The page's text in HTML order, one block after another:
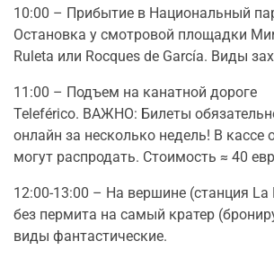
10:00 – Прибытие в Национальный
Остановка у смотровой площадки
Ruleta или Rocques de García. Виды
11:00 – Подъем на канатной дороге
Teleférico. ВАЖНО: Билеты
онлайн за несколько недель! В кассе
могут распродать. Стоимость ≈ 40
12:00-13:00 – На вершине (станция
без пермита на самый кратер
виды фантастические.